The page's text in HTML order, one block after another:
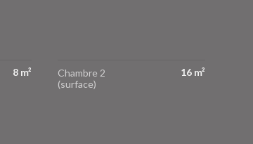
8 m²
Chambre 2
(surface)
16 m²